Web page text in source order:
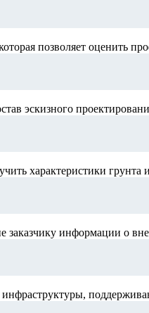
позволяет оценить
эскизного
характеристики грунта
заказчику информации о